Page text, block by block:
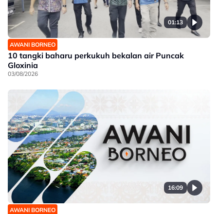
01:13
AWANI BORNEO
10 tangki baharu perkukuh bekalan air Puncak
Gloxinia
03/08/2026
16:09
AWANI BORNEO